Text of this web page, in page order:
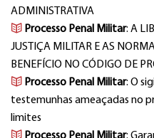
ADMINISTRATIVA
Processo Penal Militar: A
JUSTIÇA MILITAR E AS
BENEFÍCIO NO CÓDIGO DE
Processo Penal Militar: O
testemunhas ameaçadas no
limites
Processo Penal Militar: